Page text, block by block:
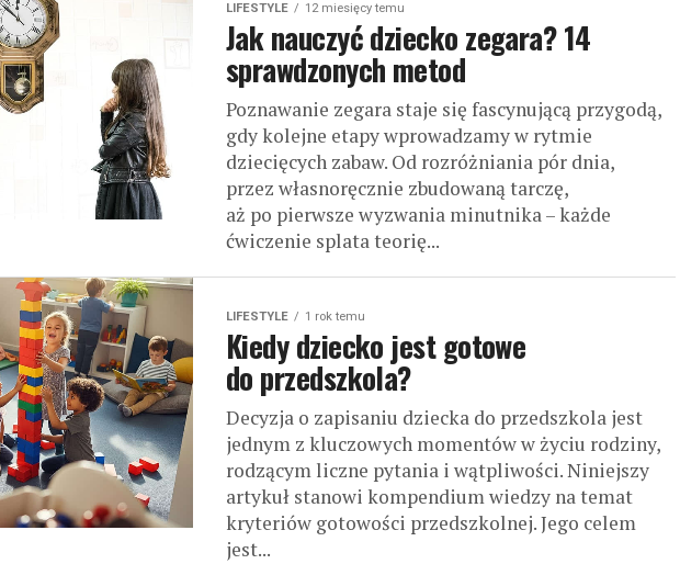
LIFESTYLE 12 miesięcy temu
Jak nauczyć dziecko zegara? 14
sprawdzonych metod
Poznawanie zegara staje się fascynującą przygodą,
gdy kolejne etapy wprowadzamy w rytmie
dziecięcych zabaw. Od rozróżniania pór dnia,
przez własnoręcznie zbudowaną tarczę,
aż po pierwsze wyzwania minutnika – każde
ćwiczenie splata teorię...
LIFESTYLE 1 rok temu
Kiedy dziecko jest gotowe
do przedszkola?
Decyzja o zapisaniu dziecka do przedszkola jest
jednym z kluczowych momentów w życiu rodziny,
rodzącym liczne pytania i wątpliwości. Niniejszy
artykuł stanowi kompendium wiedzy na temat
kryteriów gotowości przedszkolnej. Jego celem
jest...